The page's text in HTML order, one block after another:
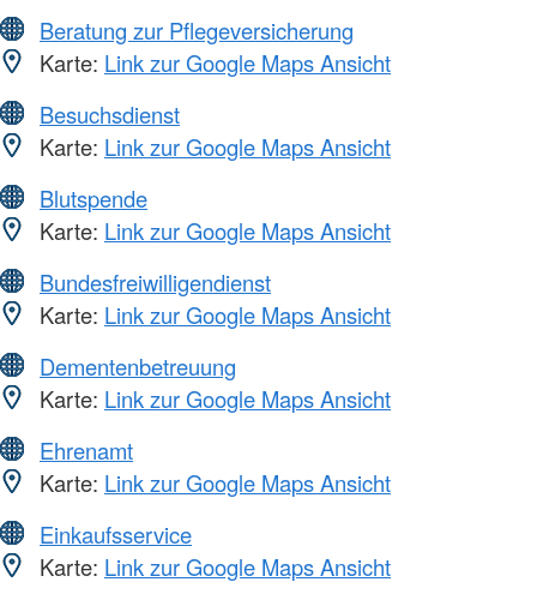
Beratung zur Pflegeversicherung
Karte: Link zur Google Maps Ansicht
Besuchsdienst
Karte: Link zur Google Maps Ansicht
Blutspende
Karte: Link zur Google Maps Ansicht
Bundesfreiwilligendienst
Karte: Link zur Google Maps Ansicht
Dementenbetreuung
Karte: Link zur Google Maps Ansicht
Ehrenamt
Karte: Link zur Google Maps Ansicht
Einkaufsservice
Karte: Link zur Google Maps Ansicht